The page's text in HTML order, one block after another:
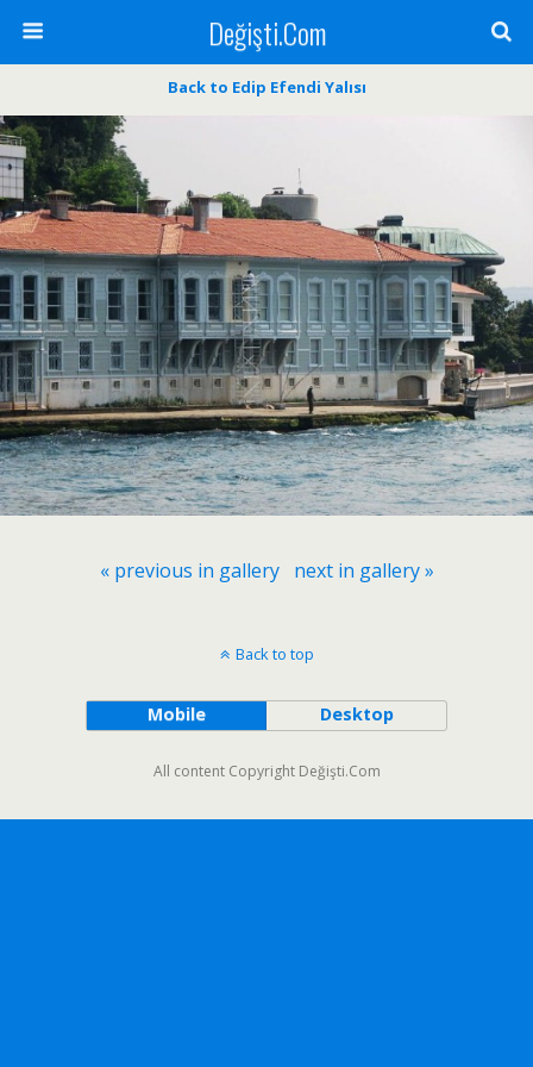
Değişti.Com
Back to Edip Efendi Yalısı
« previous in gallery next in gallery »
Back to top
Mobile Desktop
All content Copyright Değişti.Com